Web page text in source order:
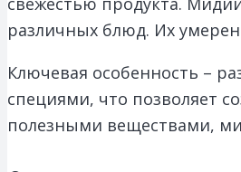
различных блюд. Их
Ключевая особенность –
специями, что позволяет
полезными веществами,